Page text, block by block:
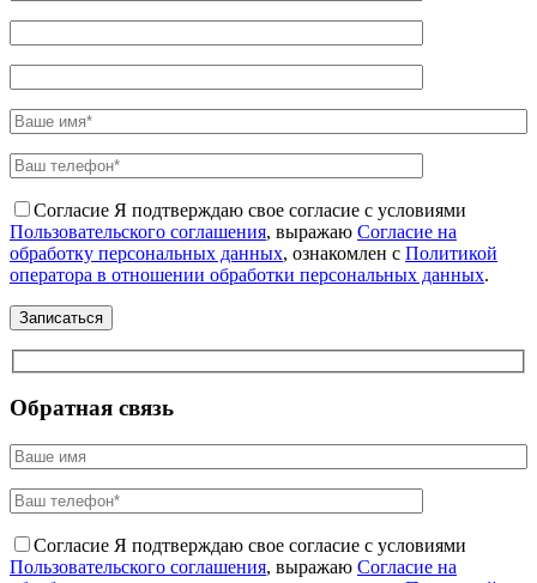
Согласие Я подтверждаю свое согласие с условиями
Пользовательского соглашения, выражаю Согласие на
обработку персональных данных, ознакомлен с Политикой
оператора в отношении обработки персональных данных.
Обратная связь
Согласие Я подтверждаю свое согласие с условиями
Пользовательского соглашения, выражаю Согласие на